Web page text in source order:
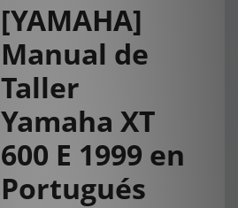
[YAMAHA]
Manual de
Taller
Yamaha XT
600 E 1999 en
Portugués